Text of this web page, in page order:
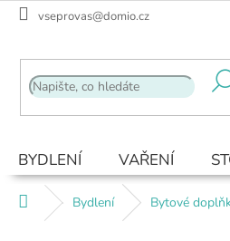
Přejít
vseprovas@domio.cz
BYDLENÍ VAŘENÍ
Domů Bydlení Bytové